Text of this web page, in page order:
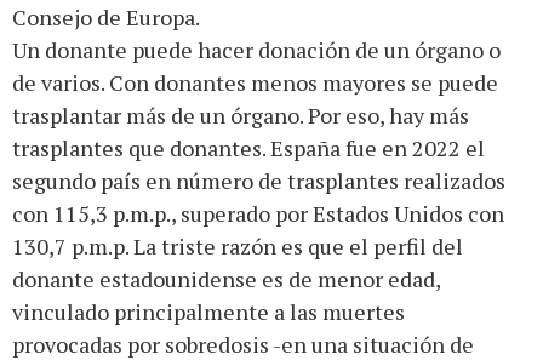
Consejo de Europa.
Un donante puede hacer donación de un órgano o
de varios. Con donantes menos mayores se puede
trasplantar más de un órgano. Por eso, hay más
trasplantes que donantes. España fue en 2022 el
segundo país en número de trasplantes realizados
con 115,3 p.m.p., superado por Estados Unidos con
130,7 p.m.p. La triste razón es que el perfil del
donante estadounidense es de menor edad,
vinculado principalmente a las muertes
provocadas por sobredosis -en una situación de